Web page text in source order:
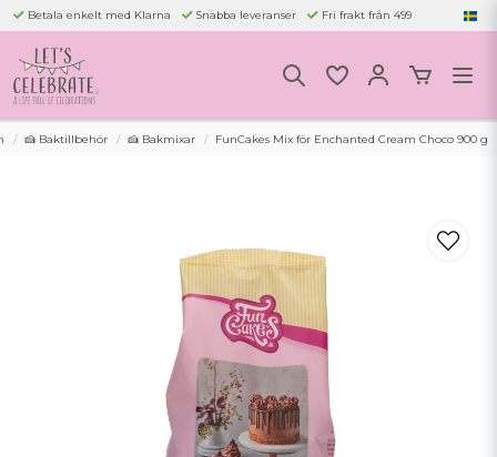
Betala enkelt med Klarna Snabba leveranser Fri frakt från 499
🍰 Baktillbehör 🍰 Bakmixar FunCakes Mix för Enchanted Cream Choco 900 g